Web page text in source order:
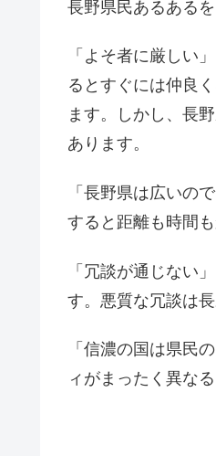
長野県民あるあるを
「よそ者に厳しい
るとすぐには仲良
ます。しかし、長
あります。
「長野県は広いの
すると距離も時間も
「冗談が通じない
す。悪質な冗談は
「信濃の国は県民
ィがまったく異な